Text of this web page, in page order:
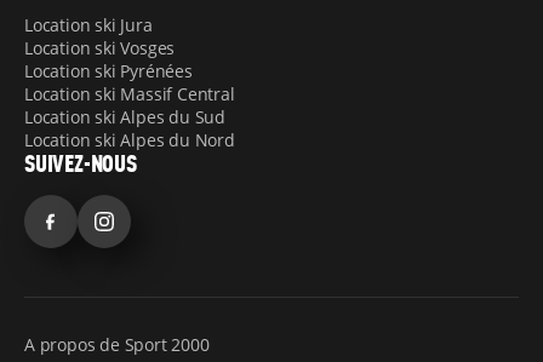
Location ski Jura
Location ski Vosges
Location ski Pyrénées
Location ski Massif Central
Location ski Alpes du Sud
Location ski Alpes du Nord
SUIVEZ-NOUS
FacebookInstagram
A propos de Sport 2000